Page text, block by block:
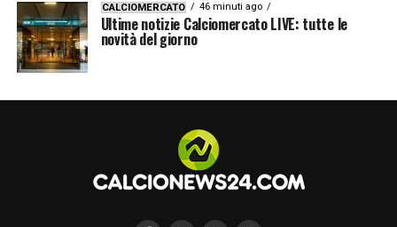
CALCIOMERCATO 46 minuti ago
Ultime notizie Calciomercato LIVE: tutte le
novità del giorno